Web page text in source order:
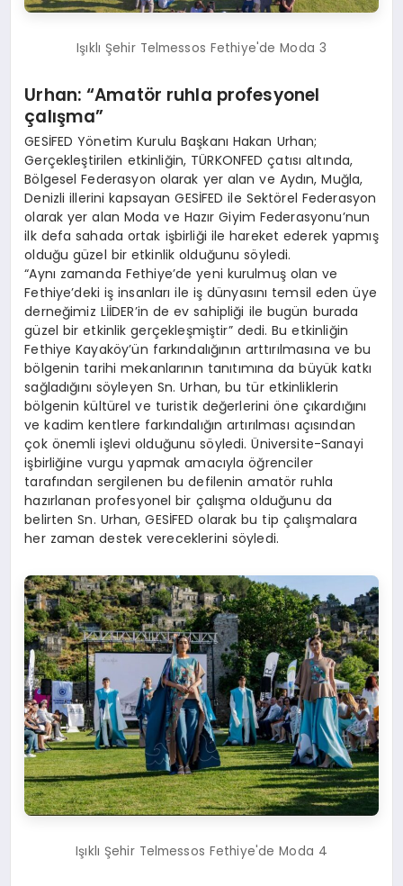
Işıklı Şehir Telmessos Fethiye'de Moda 3
Urhan: “Amatör ruhla profesyonel
çalışma”
GESİFED Yönetim Kurulu Başkanı Hakan Urhan;
Gerçekleştirilen etkinliğin, TÜRKONFED çatısı altında,
Bölgesel Federasyon olarak yer alan ve Aydın, Muğla,
Denizli illerini kapsayan GESİFED ile Sektörel Federasyon
olarak yer alan Moda ve Hazır Giyim Federasyonu’nun
ilk defa sahada ortak işbirliği ile hareket ederek yapmış
olduğu güzel bir etkinlik olduğunu söyledi.
“Aynı zamanda Fethiye’de yeni kurulmuş olan ve
Fethiye’deki iş insanları ile iş dünyasını temsil eden üye
derneğimiz LİİDER’in de ev sahipliği ile bugün burada
güzel bir etkinlik gerçekleşmiştir” dedi. Bu etkinliğin
Fethiye Kayaköy’ün farkındalığının arttırılmasına ve bu
bölgenin tarihi mekanlarının tanıtımına da büyük katkı
sağladığını söyleyen Sn. Urhan, bu tür etkinliklerin
bölgenin kültürel ve turistik değerlerini öne çıkardığını
ve kadim kentlere farkındalığın artırılması açısından
çok önemli işlevi olduğunu söyledi. Üniversite-Sanayi
işbirliğine vurgu yapmak amacıyla öğrenciler
tarafından sergilenen bu defilenin amatör ruhla
hazırlanan profesyonel bir çalışma olduğunu da
belirten Sn. Urhan, GESİFED olarak bu tip çalışmalara
her zaman destek vereceklerini söyledi.
Işıklı Şehir Telmessos Fethiye'de Moda 4